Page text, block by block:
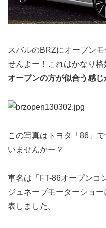
スバルのBRZにオープン
せんよー！これはかなり格
オープンの方が似合う感
この写真はトヨタ「86」
いませんかー？
車名は「FT-86オープンコ
ジュネーブモーターショ
表しました。